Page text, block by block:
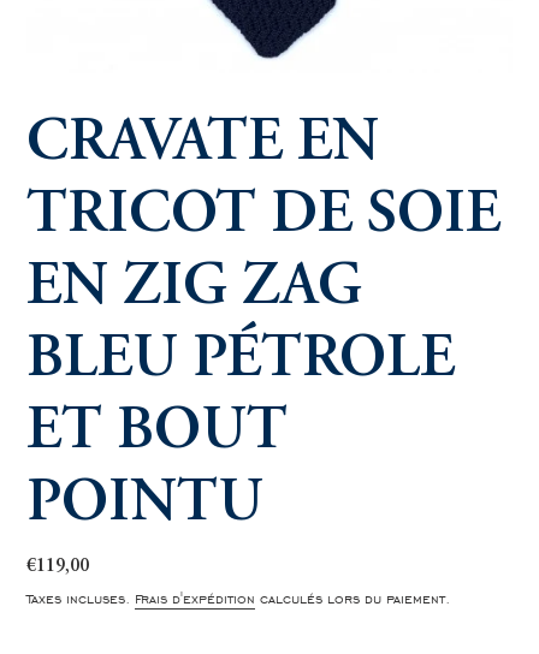
CRAVATE EN
TRICOT DE SOIE
EN ZIG ZAG
BLEU PÉTROLE
ET BOUT
POINTU
Prix
normal
€119,00
Taxes incluses. Frais d'expédition calculés lors du paiement.